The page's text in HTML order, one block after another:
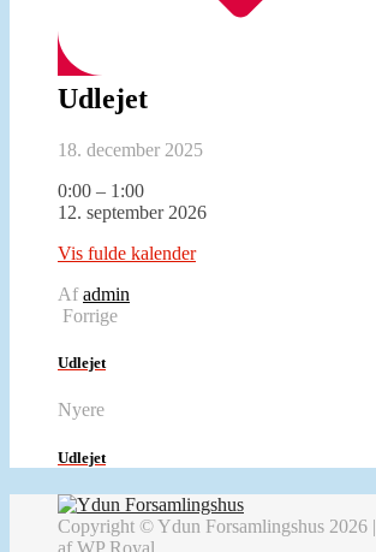
Udlejet
18. december 2025
Udlejet
0:00 – 1:00
12. september 2026
Vis fulde kalender
Afadmin
Forrige
Udlejet
Nyere
Udlejet
Copyright © Ydun Forsamlingshus 2026 |
afWP Royal